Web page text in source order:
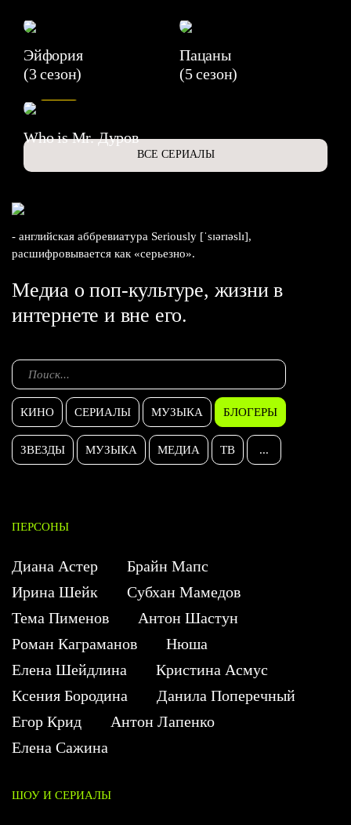
Эйфория
(3 сезон)
Пацаны
(5 сезон)
Who is Mr. Дуров
ВСЕ СЕРИАЛЫ
- английская аббревиатура Seriously [ˈsɪərɪəslɪ],
расшифровывается как «серьезно».
Медиа о поп-культуре, жизни в
интернете и вне его.
КИНО СЕРИАЛЫ МУЗЫКА БЛОГЕРЫ
ЗВЕЗДЫ МУЗЫКА МЕДИА ТВ ...
ПЕРСОНЫ
Диана Астер
Брайн Мапс
Ирина Шейк
Субхан Мамедов
Тема Пименов
Антон Шастун
Роман Каграманов
Нюша
Елена Шейдлина
Кристина Асмус
Ксения Бородина
Данила Поперечный
Егор Крид
Антон Лапенко
Елена Сажина
ШОУ И СЕРИАЛЫ